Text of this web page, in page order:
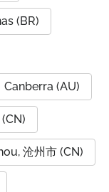
(BR)
Canberra (AU)
沧州市 (CN)